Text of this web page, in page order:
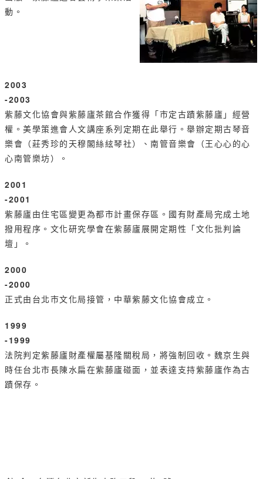
動。
2003
-2003
紫藤文化協會與紫藤廬茶館合作獲得「市定古蹟紫藤廬」經營
權。美學策進會人文講座系列定期在此舉行。舉辦定期古琴音
樂會（莊秀珍的天穆閣絲絃琴社）、南管音樂會（王心心的心
心南管樂坊）。
2001
-2001
紫藤廬由住宅區變更為都市計畫保存區。國有財產局完成土地
撥用程序。文化研究學會在紫藤廬展開定期性「文化批判論
壇」。
2000
-2000
正式由台北市文化局接管，中華紫藤文化協會成立。
1999
-1999
法院判定紫藤廬財產權屬基隆關稅局，將強制回收。魏京生與
時任台北市長陳水扁在紫藤廬碰面，並表達支持紫藤廬作為古
蹟保存。